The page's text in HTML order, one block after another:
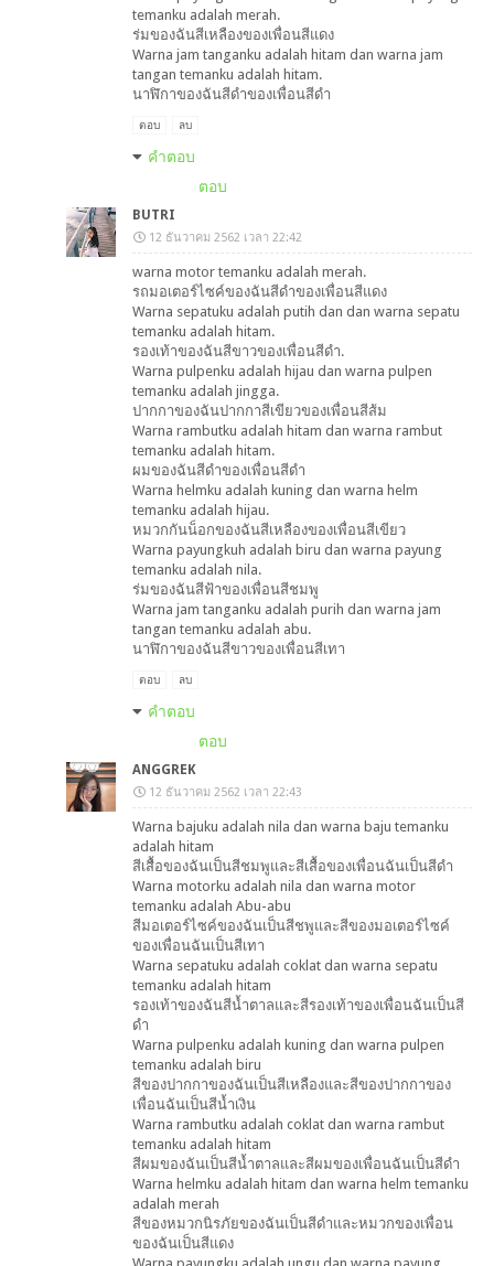
temanku adalah merah.
ร่มของฉันสีเหลืองของเพื่อนสีแดง
Warna jam tanganku adalah hitam dan warna jam
tangan temanku adalah hitam.
นาฬิกาของฉันสีดำของเพื่อนสีดำ
ตอบ ลบ
คำตอบ
ตอบ
BUTRI
12 ธันวาคม 2562 เวลา 22:42
warna motor temanku adalah merah.
รถมอเตอร์ไซค์ของฉันสีดำของเพื่อนสีแดง
Warna sepatuku adalah putih dan dan warna sepatu
temanku adalah hitam.
รองเท้าของฉันสีขาวของเพื่อนสีดำ.
Warna pulpenku adalah hijau dan warna pulpen
temanku adalah jingga.
ปากกาของฉันปากกาสีเขียวของเพื่อนสีส้ม
Warna rambutku adalah hitam dan warna rambut
temanku adalah hitam.
ผมของฉันสีดำของเพื่อนสีดำ
Warna helmku adalah kuning dan warna helm
temanku adalah hijau.
หมวกกันน็อกของฉันสีเหลืองของเพื่อนสีเขียว
Warna payungkuh adalah biru dan warna payung
temanku adalah nila.
ร่มของฉันสีฟ้าของเพื่อนสีชมพู
Warna jam tanganku adalah purih dan warna jam
tangan temanku adalah abu.
นาฬิกาของฉันสีขาวของเพื่อนสีเทา
ตอบ ลบ
คำตอบ
ตอบ
ANGGREK
12 ธันวาคม 2562 เวลา 22:43
Warna bajuku adalah nila dan warna baju temanku
adalah hitam
สีเสื้อของฉันเป็นสีชมพูและสีเสื้อของเพื่อนฉันเป็นสีดำ
Warna motorku adalah nila dan warna motor
temanku adalah Abu-abu
สีมอเตอร์ไซค์ของฉันเป็นสีชพูและสีของมอเตอร์ไซค์
ของเพื่อนฉันเป็นสีเทา
Warna sepatuku adalah coklat dan warna sepatu
temanku adalah hitam
รองเท้าของฉันสีน้ำตาลและสีรองเท้าของเพื่อนฉันเป็นสี
ดำ
Warna pulpenku adalah kuning dan warna pulpen
temanku adalah biru
สีของปากกาของฉันเป็นสีเหลืองและสีของปากกาของ
เพื่อนฉันเป็นสีน้ำเงิน
Warna rambutku adalah coklat dan warna rambut
temanku adalah hitam
สีผมของฉันเป็นสีน้ำตาลและสีผมของเพื่อนฉันเป็นสีดำ
Warna helmku adalah hitam dan warna helm temanku
adalah merah
สีของหมวกนิรภัยของฉันเป็นสีดำและหมวกของเพื่อน
ของฉันเป็นสีแดง